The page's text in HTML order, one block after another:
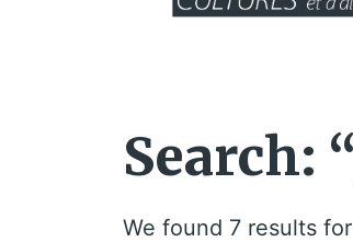
Search:
We found 7 results